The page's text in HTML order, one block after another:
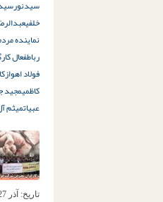
سیدنور
خلفی
نماینده
رباطفعال
فولاد اهواز
کاظمیمجید
عبیاتمیثم
تاریخ: آذر 27ام, 1397